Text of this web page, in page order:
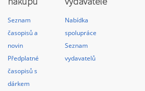
Seznam
časopisů a
novin
Předplatné
časopisů s
dárkem
Nabídka
spolupráce
Seznam
vydavatelů